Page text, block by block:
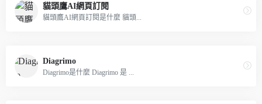
貓頭鷹AI網頁訂閱
貓頭鷹AI網頁訂閱是什麼 貓頭...
Diagrimo
Diagrimo是什麼 Diagrimo 是 ...